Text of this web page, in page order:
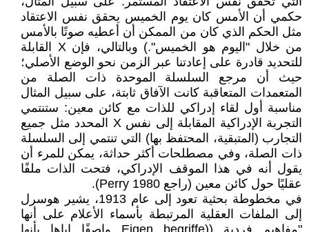
حكمي أن الأمس كان يوم الخميس يحقق نفس الاعتقاد
مثل الحكم الذي كان من الممكن أن أعطيه صوتًا بالأمس
من خلال "اليوم هو الخميس".) وبالتالي، فإن X القابلة
للتحديد قادرة على إعادتنا عبر الزمن نحو الوضع الأصلي؛
حيث أن مرجع السلسلة الموحدة ذات الصلة من
المتعمدات المتعاقبة كانت الآفاق ثابتة، على سبيل المثال
مناسبة أول لقاء إدراكي للذات مع كائن معين: ستنتمي
التجربة الإدراكية المقابلة إلى نفس X المحدد مثل جميع
التجارب (المتبقية، المحتفظ بها) التي تنتمي إلى السلسلة
ذات الصلة، وفي مصطلحات أكثر حداثة، يمكن للمرء أن
يقول أنه في هذا الموقف الإدراكي، فتحت الذات ملفًا
عقليًا حول كائن معين (راجع Perry 1980).
في مخطوطة بحثية تعود إلى عام 1913، يشير هوسرل
إلى الملفات العقلية المرتبطة بأسماء الأعلام على أنها